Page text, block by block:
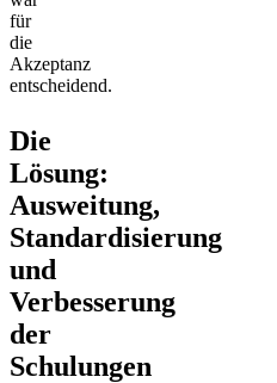
für
die
Akzeptanz
entscheidend.
Die
Lösung:
Ausweitung,
Standardisierung
und
Verbesserung
der
Schulungen